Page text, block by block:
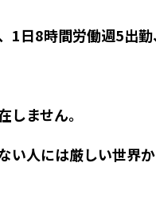
1日8時間労働週5出勤
しません。
い人には厳しい世界